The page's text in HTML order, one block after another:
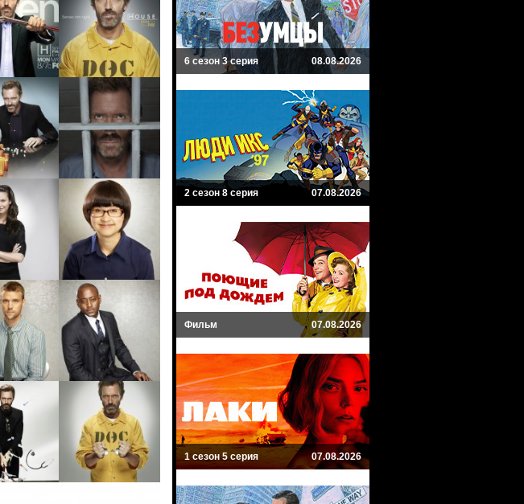
6 сезон 3 серия 08.08.2026
2 сезон 8 серия 07.08.2026
Фильм 07.08.2026
1 сезон 5 серия 07.08.2026